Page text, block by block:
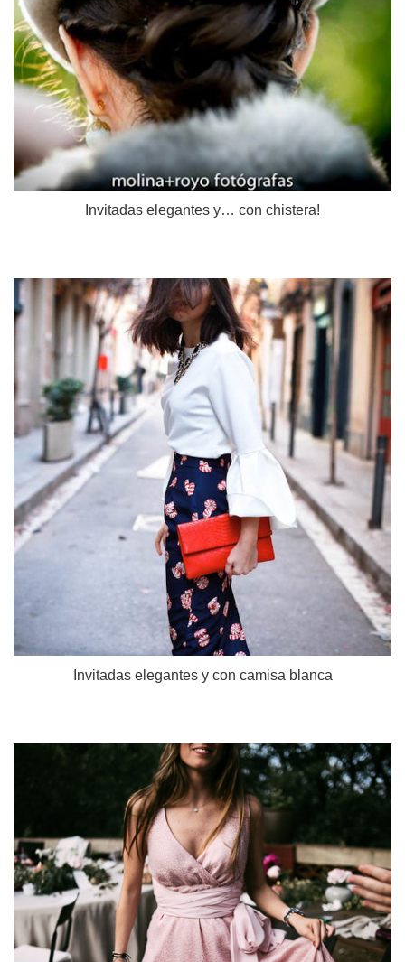
Invitadas elegantes y… con chistera!
Invitadas elegantes y con camisa blanca